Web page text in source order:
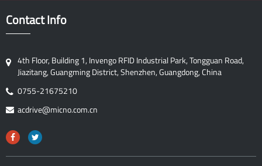
Contact Info
4th Floor, Building 1, Invengo RFID Industrial Park, Tongguan Road,
Jiazitang, Guangming District, Shenzhen, Guangdong, China
0755-21675210
acdrive@micno.com.cn